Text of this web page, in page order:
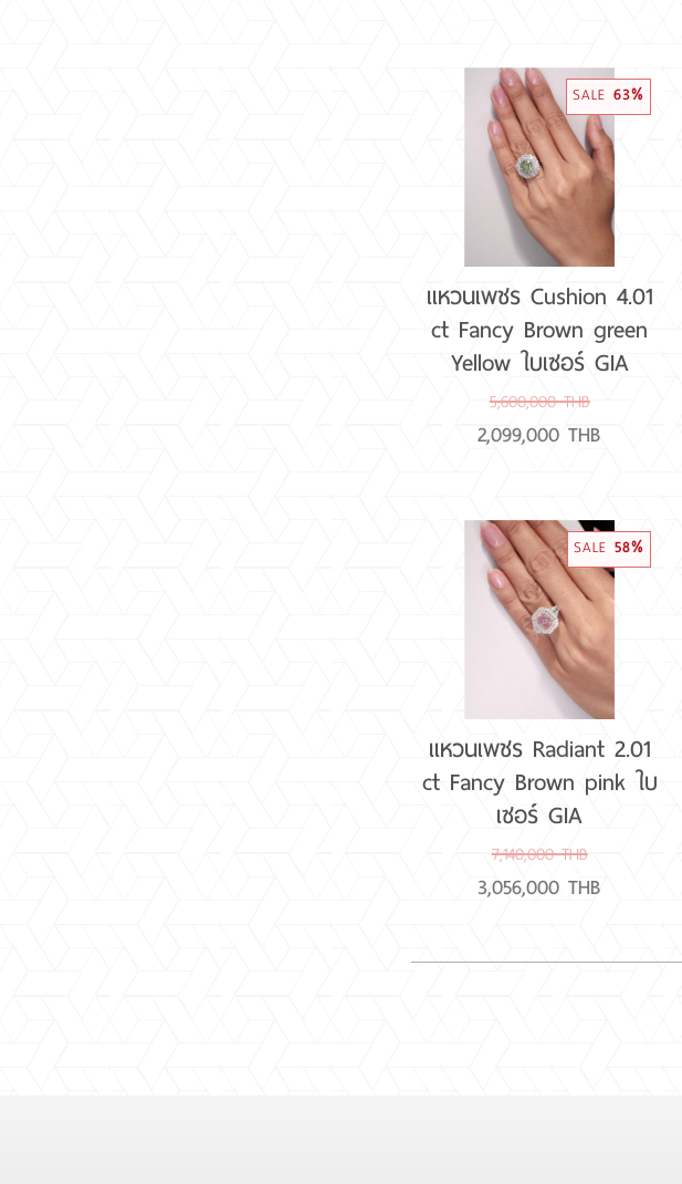
SALE 63%
แหวนเพชร Cushion 4.01
ct Fancy Brown green
Yellow ใบเซอร์ GIA
5,600,000 THB
2,099,000 THB
SALE 58%
แหวนเพชร Radiant 2.01
ct Fancy Brown pink ใบ
เซอร์ GIA
7,140,000 THB
3,056,000 THB